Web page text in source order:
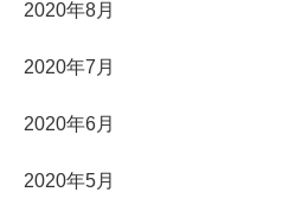
2020年8月
2020年7月
2020年6月
2020年5月